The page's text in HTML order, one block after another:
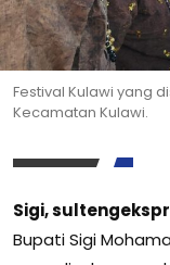
Festival Kulawi yang
Kecamatan Kulawi.
Sigi,
Bupati Sigi